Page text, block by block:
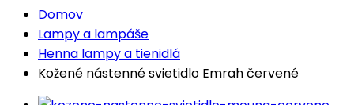
Domov
Lampy a lampáše
Henna lampy a tienidlá
Kožené nástenné svietidlo Emrah červené